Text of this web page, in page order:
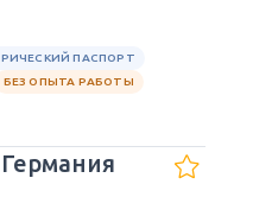
ПАСПОРТ
БЕЗ ОПЫТА РАБОТЫ